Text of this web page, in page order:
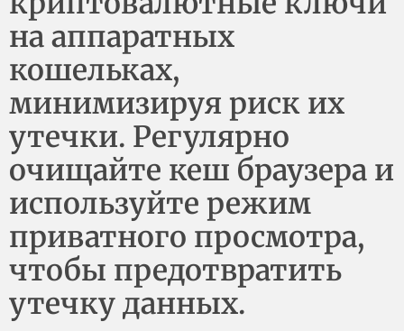
на аппаратных
кошельках,
минимизируя риск их
утечки. Регулярно
очищайте кеш браузера и
используйте режим
приватного просмотра,
чтобы предотвратить
утечку данных.